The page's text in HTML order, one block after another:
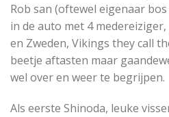
Rob san (oftewel eigenaar
in de auto met 4
en Zweden, Vikings they call
beetje aftasten maar
wel over en weer te begrijpen.
Als eerste Shinoda, leuke